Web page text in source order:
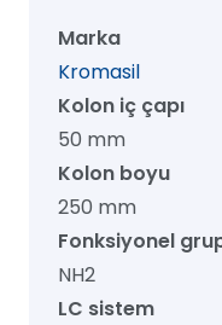
HPLC
Kolon,
µm,
mm
Marka
Kromasil
Kolon iç çapı
50 mm
Kolon boyu
250 mm
Fonksiyonel
NH2
LC sistem